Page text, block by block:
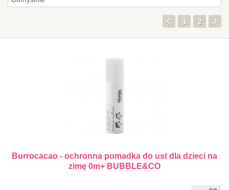
1 2
Burrocacao - ochronna pomadka do ust dla dzieci na
zimę 0m+ BUBBLE&CO